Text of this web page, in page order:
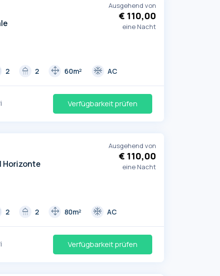
Ausgehend von
€ 110,00
eine Nacht
2 shower 2 drag_pan 60m² ac_unit AC
Verfügbarkeit prüfen
Horizonte
Ausgehend von
€ 110,00
eine Nacht
2 shower 2 drag_pan 80m² ac_unit AC
Verfügbarkeit prüfen